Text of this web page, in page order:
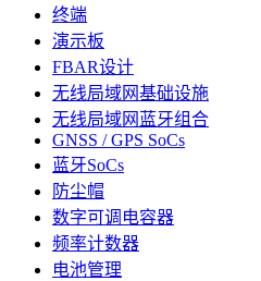
终端
演示板
FBAR设计
无线局域网基础设施
无线局域网蓝牙组合
GNSS / GPS SoCs
蓝牙SoCs
防尘帽
数字可调电容器
频率计数器
电池管理